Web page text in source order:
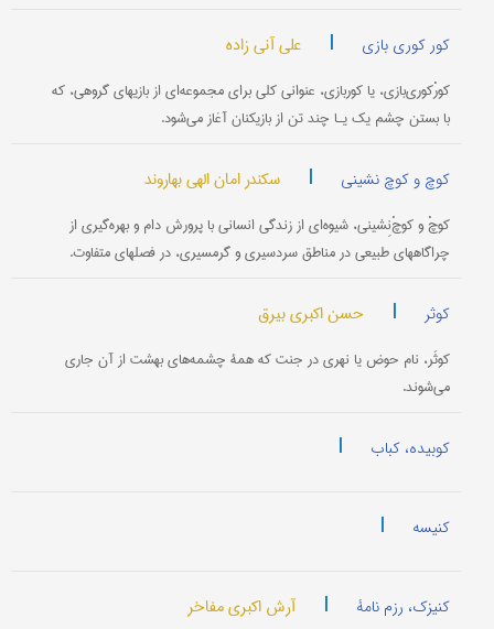
کور کوری بازی | علی آنی زاده
کورْکوری‌بازی، یا کوربازی، عنوانی کلی برای مجموعه‌ای از بازیهای گروهی، که
با بستن چشم یک یـا چند تن از بازیکنان آغاز می‌شود.
کوچ و کوچ نشینی | سکندر امان الهی بهاروند
کوچْ و کوچْ‌نِشینی، شیوه‌ای از زندگی انسانی با پرورش دام و بهره‌گیری از
چراگاههای طبیعی در مناطق سردسیری و گرمسیری، در فصلهای متفاوت.
کوثر | حسن اکبری بیرق
کوثَر، نام حوض یا نهری در جنت که همۀ چشمه‌های بهشت از آن جاری
می‌شوند.
کوبیده، کباب |
کنیسه |
کنیزک، رزم نامۀ | آرش اکبری مفاخر